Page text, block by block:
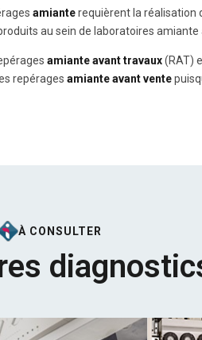
amianterequièrent la réalisation
au sein de laboratoires amiante
amiante avant travaux(RAT)
repérages amiante avant vente
À CONSULTER